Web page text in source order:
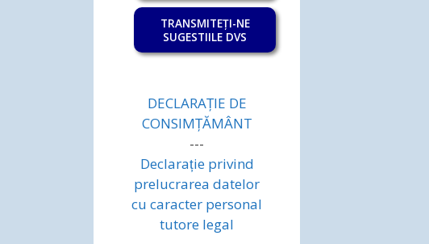
TRANSMITEȚI-NE
SUGESTIILE DVS
DECLARAȚIE DE
CONSIMȚĂMÂNT
---
Declarație privind
prelucrarea datelor
cu caracter personal
tutore legal